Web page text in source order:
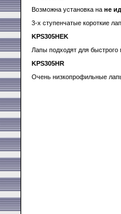
Возможна установка на не
3-х ступенчатые короткие
KPS305HEK
Лапы подходят для быстрого
KPS305HR
Очень низкопрофильные